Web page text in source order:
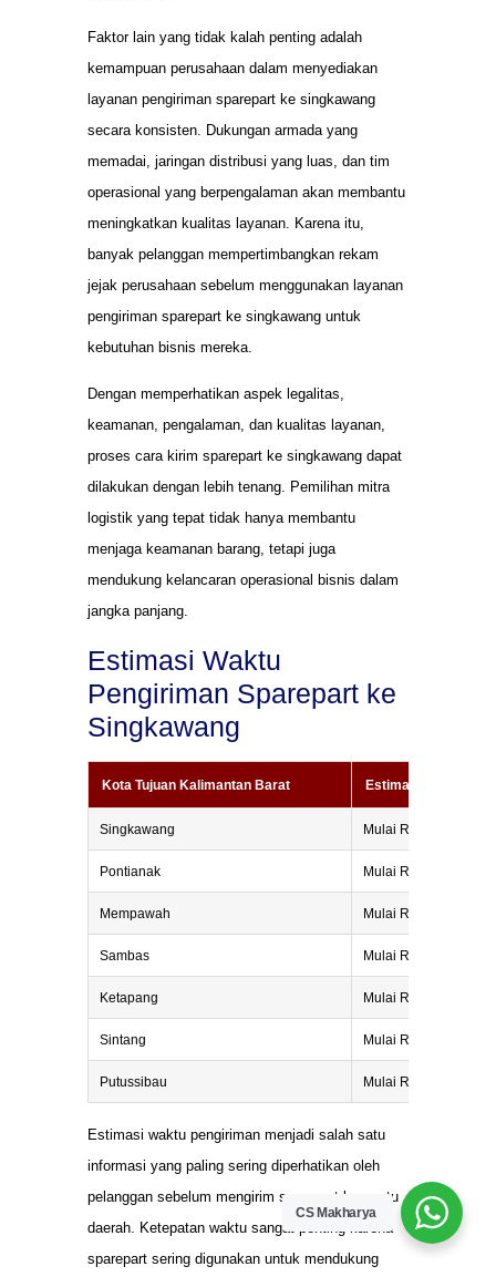
Faktor lain yang tidak kalah penting adalah
kemampuan perusahaan dalam menyediakan
layanan pengiriman sparepart ke singkawang
secara konsisten. Dukungan armada yang
memadai, jaringan distribusi yang luas, dan tim
operasional yang berpengalaman akan membantu
meningkatkan kualitas layanan. Karena itu,
banyak pelanggan mempertimbangkan rekam
jejak perusahaan sebelum menggunakan layanan
pengiriman sparepart ke singkawang untuk
kebutuhan bisnis mereka.
Dengan memperhatikan aspek legalitas,
keamanan, pengalaman, dan kualitas layanan,
proses cara kirim sparepart ke singkawang dapat
dilakukan dengan lebih tenang. Pemilihan mitra
logistik yang tepat tidak hanya membantu
menjaga keamanan barang, tetapi juga
mendukung kelancaran operasional bisnis dalam
jangka panjang.
Estimasi Waktu
Pengiriman Sparepart ke
Singkawang
Kota Tujuan Kalimantan Barat Estimasi Harga (Rp/
Singkawang Mulai Rp6.500/Kg
Pontianak Mulai Rp6.000/Kg
Mempawah Mulai Rp6.500/Kg
Sambas Mulai Rp7.000/Kg
Ketapang Mulai Rp7.500/Kg
Sintang Mulai Rp8.000/Kg
Putussibau Mulai Rp9.000/Kg
Estimasi waktu pengiriman menjadi salah satu
informasi yang paling sering diperhatikan oleh
pelanggan sebelum mengirim sparepart ke suatu
daerah. Ketepatan waktu sangat penting karena
sparepart sering digunakan untuk mendukung
CS Makharya